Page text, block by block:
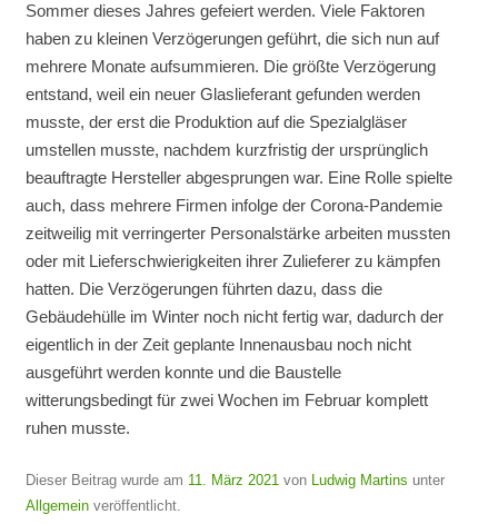
Sommer dieses Jahres gefeiert werden. Viele Faktoren
haben zu kleinen Verzögerungen geführt, die sich nun auf
mehrere Monate aufsummieren. Die größte Verzögerung
entstand, weil ein neuer Glaslieferant gefunden werden
musste, der erst die Produktion auf die Spezialgläser
umstellen musste, nachdem kurzfristig der ursprünglich
beauftragte Hersteller abgesprungen war. Eine Rolle spielte
auch, dass mehrere Firmen infolge der Corona-Pandemie
zeitweilig mit verringerter Personalstärke arbeiten mussten
oder mit Lieferschwierigkeiten ihrer Zulieferer zu kämpfen
hatten. Die Verzögerungen führten dazu, dass die
Gebäudehülle im Winter noch nicht fertig war, dadurch der
eigentlich in der Zeit geplante Innenausbau noch nicht
ausgeführt werden konnte und die Baustelle
witterungsbedingt für zwei Wochen im Februar komplett
ruhen musste.
Dieser Beitrag wurde am 11. März 2021 von Ludwig Martins unter
Allgemein veröffentlicht.